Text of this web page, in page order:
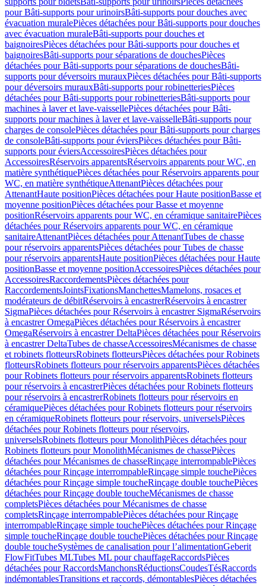
pour Bâti-supports pour urinoirsBâti-supports pour douches avec
évacuation muralePièces détachées pour Bâti-supports pour douches
avec évacuation muraleBâti-supports pour douches et
baignoiresPièces détachées pour Bâti-supports pour douches et
baignoiresBâti-supports pour séparations de douchesPièces
détachées pour Bâti-supports pour séparations de douchesBâti-
supports pour déversoirs murauxPièces détachées pour Bâti-supports
pour déversoirs murauxBâti-supports pour robinetteriesPièces
détachées pour Bâti-supports pour robinetteriesBâti-supports pour
machines à laver et lave-vaissellePièces détachées pour Bâti-
supports pour machines à laver et lave-vaisselleBâti-supports pour
charges de consolePièces détachées pour Bâti-supports pour charges
de consoleBâti-supports pour éviersPièces détachées pour Bâti-
supports pour éviersAccessoiresPièces détachées pour
AccessoiresRéservoirs apparentsRéservoirs apparents pour WC, en
matière synthétiquePièces détachées pour Réservoirs apparents pour
WC, en matière synthétiqueAttenantPièces détachées pour
AttenantHaute positionPièces détachées pour Haute positionBasse et
moyenne positionPièces détachées pour Basse et moyenne
positionRéservoirs apparents pour WC, en céramique sanitairePièces
détachées pour Réservoirs apparents pour WC, en céramique
sanitaireAttenantPièces détachées pour AttenantTubes de chasse
pour réservoirs apparentsPièces détachées pour Tubes de chasse
pour réservoirs apparentsHaute positionPièces détachées pour Haute
positionBasse et moyenne positionAccessoiresPièces détachées pour
AccessoiresRaccordementsPièces détachées pour
RaccordementsJointsFixationsManchettesMamelons, rosaces et
modérateurs de débitRéservoirs à encastrerRéservoirs à encastrer
SigmaPièces détachées pour Réservoirs à encastrer SigmaRéservoirs
à encastrer OmegaPièces détachées pour Réservoirs à encastrer
OmegaRéservoirs à encastrer DeltaPièces détachées pour Réservoirs
à encastrer DeltaTubes de chasseAccessoiresMécanismes de chasse
et robinets flotteursRobinets flotteursPièces détachées pour Robinets
flotteursRobinets flotteurs pour réservoirs apparentsPièces détachées
pour Robinets flotteurs pour réservoirs apparentsRobinets flotteurs
pour réservoirs à encastrerPièces détachées pour Robinets flotteurs
pour réservoirs à encastrerRobinets flotteurs pour réservoirs en
céramiquePièces détachées pour Robinets flotteurs pour réservoirs
en céramiqueRobinets flotteurs pour réservoirs, universelsPièces
détachées pour Robinets flotteurs pour réservoirs,
universelsRobinets flotteurs pour MonolithPièces détachées pour
Robinets flotteurs pour MonolithMécanismes de chassePièces
détachées pour Mécanismes de chasseRinçage interrompablePièces
détachées pour Rinçage interrompableRinçage simple touchePièces
détachées pour Rinçage simple toucheRinçage double touchePièces
détachées pour Rinçage double toucheMécanismes de chasse
completsPièces détachées pour Mécanismes de chasse
completsRinçage interrompablePièces détachées pour Rinçage
interrompableRinçage simple touchePièces détachées pour Rinçage
simple toucheRinçage double touchePièces détachées pour Rinçage
double toucheSystèmes de canalisation pour l’alimentationGeberit
FlowFitTubes MLTubes ML pour chauffageRaccordsPièces
détachées pour RaccordsManchonsRéductionsCoudesTésRaccords
indémontablesTransitions et raccords, démontablesPièces détachées